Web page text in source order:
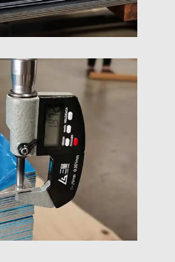
De Alumínio
3/16 chapas de alumínio
e aplicações industriais.
fácil de fabricar. Tamanhos
disponíveis.